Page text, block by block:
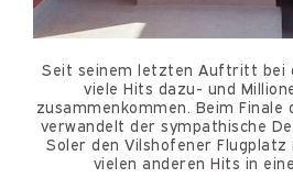
Seit seinem letzten Auftritt bei
viele Hits dazu- und
zusammenkommen. Beim Finale
verwandelt der sympathische
Soler den Vilshofener Flugplatz
vielen anderen Hits in